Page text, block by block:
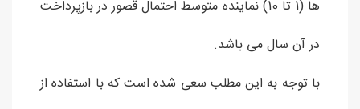
ها (1 تا 10) نماینده متوسط احتمال قصور در بازپرداخت
در آن سال می باشد.
با توجه به این مطلب سعی شده است که با استفاده از